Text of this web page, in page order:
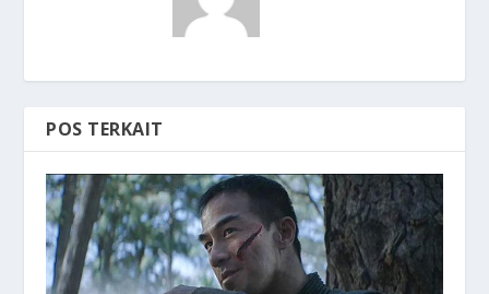
POS TERKAIT